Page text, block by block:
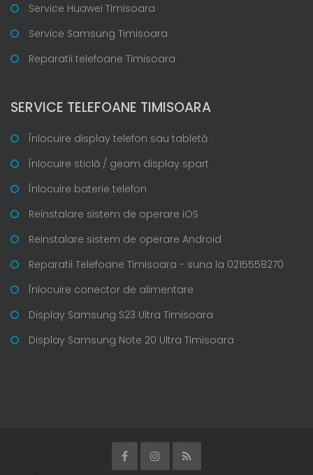
Service Huawei Timisoara
Service Samsung Timisoara
Reparatii telefoane Timisoara
SERVICE TELEFOANE TIMISOARA
Înlocuire display telefon sau tabletă
Înlocuire sticlă / geam display spart
Înlocuire baterie telefon
Reinstalare sistem de operare iOS
Reinstalare sistem de operare Android
Reparatii Telefoane Timisoara - suna la 0215558270
Înlocuire conector de alimentare
Display Samsung S23 Ultra Timisoara
Display Samsung Note 20 Ultra Timisoara